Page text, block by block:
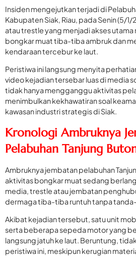
Insiden mengejutkan terjadi di
Kabupaten Siak, Riau, pada Senin (5/
atau trestle yang menjadi akses
bongkar muat tiba-tiba ambruk dan
kendaraan tercebur ke laut.
Peristiwa ini langsung menyita
video kejadian tersebar luas di media
tidak hanya mengganggu aktivitas
menimbulkan kekhawatiran soal
kawasan industri strategis di Siak.
Kronologi Ambruknya
Pelabuhan Tanjung
Ambruknya jembatan pelabuhan
aktivitas bongkar muat sedang
media, trestle atau jembatan
dermaga tiba-tiba runtuh tanpa
Akibat kejadian tersebut, satu unit
serta beberapa sepeda motor yang
langsung jatuh ke laut. Beruntung,
peristiwa ini, meskipun kerugian